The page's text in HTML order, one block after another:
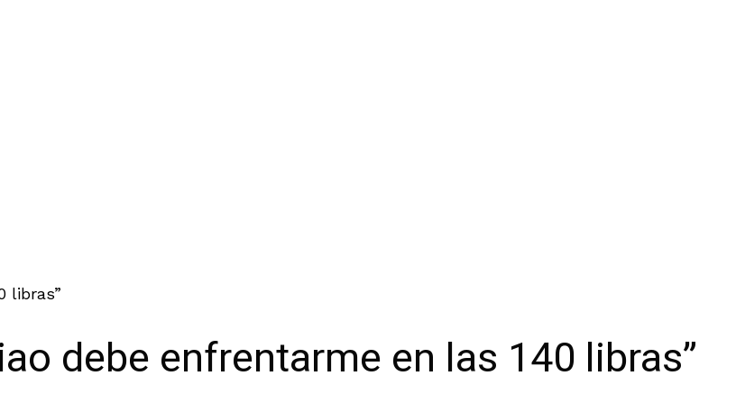
libras”
debe enfrentarme en las 140 libras”